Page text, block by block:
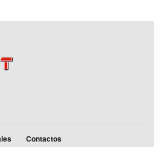
Contactos